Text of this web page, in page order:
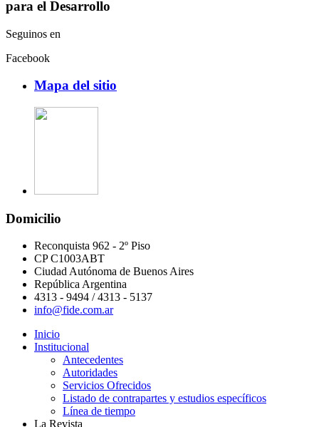
para el Desarrollo
Seguinos en
Facebook
Mapa del sitio
Domicilio
Reconquista 962 - 2º Piso
CP C1003ABT
Ciudad Autónoma de Buenos Aires
República Argentina
4313 - 9494 / 4313 - 5137
info@fide.com.ar
Inicio
Institucional
Antecedentes
Autoridades
Servicios Ofrecidos
Listado de contrapartes y estudios específicos
Línea de tiempo
La Revista